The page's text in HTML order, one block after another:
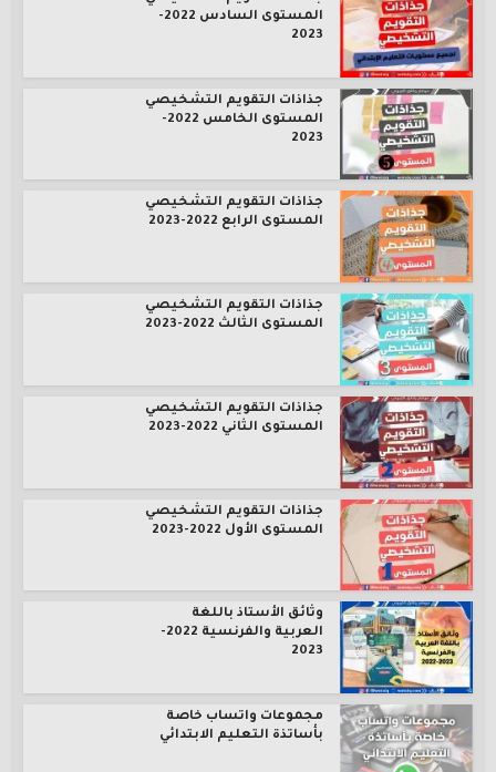
المستوى السادس 2022-
2023
جذاذات التقويم التشخيصي
المستوى الخامس 2022-
2023
جذاذات التقويم التشخيصي
المستوى الرابع 2022-2023
جذاذات التقويم التشخيصي
المستوى الثالث 2022-2023
جذاذات التقويم التشخيصي
المستوى الثاني 2022-2023
جذاذات التقويم التشخيصي
المستوى الأول 2022-2023
وثائق الأستاذ باللغة
العربية والفرنسية 2022-
2023
مجموعات واتساب خاصة
بأساتذة التعليم الابتدائي